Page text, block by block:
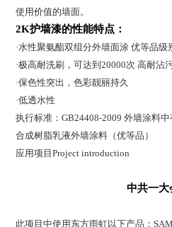
使用价值的墙面。
2K护墙漆的性能特点：
·水性聚氨酯双组分外墙面涂 优等品级
·极高耐洗刷，可达到20000次 高耐沾
·保色性突出，色彩靓丽持久
·低透水性
执行标准：GB24408-2009 外墙涂料
合成树脂乳液外墙涂料（优等品）
应用项目Project introduction
中共一大
此项目中使用东方雨虹以下产品：